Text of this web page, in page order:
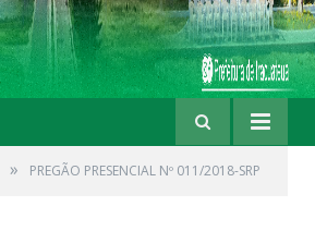
» PREGÃO PRESENCIAL Nº 011/2018-SRP